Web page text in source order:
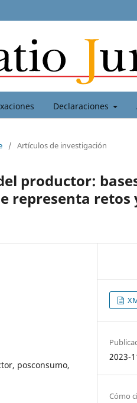
Declaraciones
/ Artículos de investigación
productor:
representa retos
posconsumo,
2023-
Cómo